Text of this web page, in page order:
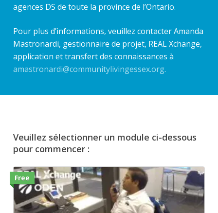
agences DS de toute la province de l’Ontario.
Pour plus d’informations, veuillez contacter Amanda
Mastronardi, gestionnaire de projet, REAL Xchange,
application et transfert des connaissances à
amastronardi@communitylivingessex.org.
Veuillez sélectionner un module ci-dessous
pour commencer :
Free